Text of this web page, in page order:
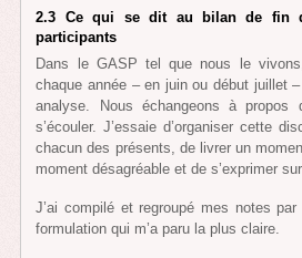
2.3 Ce qui se dit au bilan de fin
participants
Dans le GASP tel que nous le
chaque année – en juin ou début juillet
analyse. Nous échangeons à propos
s’écouler. J’essaie d’organiser cette
chacun des présents, de livrer un
moment désagréable et de s’exprimer
J’ai compilé et regroupé mes notes
formulation qui m’a paru la plus claire.